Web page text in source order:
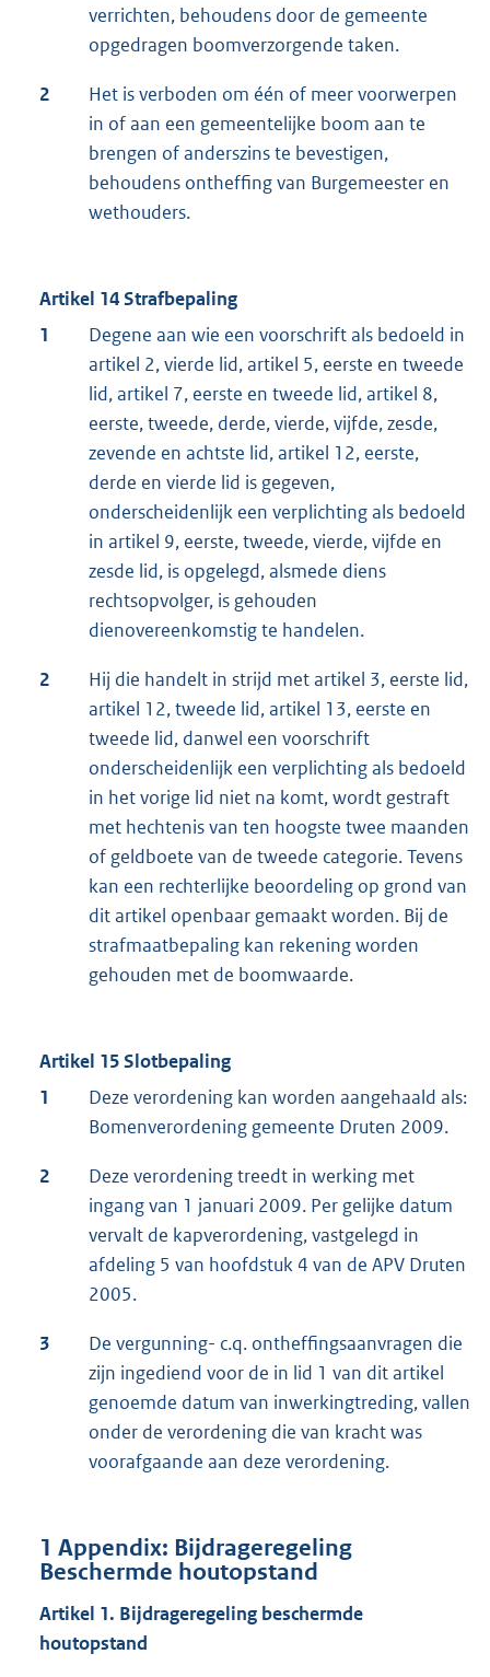
verrichten, behoudens door de gemeente
opgedragen boomverzorgende taken.
2
Het is verboden om één of meer voorwerpen
in of aan een gemeentelijke boom aan te
brengen of anderszins te bevestigen,
behoudens ontheffing van Burgemeester en
wethouders.
Artikel 14 Strafbepaling
1
Degene aan wie een voorschrift als bedoeld in
artikel 2, vierde lid, artikel 5, eerste en tweede
lid, artikel 7, eerste en tweede lid, artikel 8,
eerste, tweede, derde, vierde, vijfde, zesde,
zevende en achtste lid, artikel 12, eerste,
derde en vierde lid is gegeven,
onderscheidenlijk een verplichting als bedoeld
in artikel 9, eerste, tweede, vierde, vijfde en
zesde lid, is opgelegd, alsmede diens
rechtsopvolger, is gehouden
dienovereenkomstig te handelen.
2
Hij die handelt in strijd met artikel 3, eerste lid,
artikel 12, tweede lid, artikel 13, eerste en
tweede lid, danwel een voorschrift
onderscheidenlijk een verplichting als bedoeld
in het vorige lid niet na komt, wordt gestraft
met hechtenis van ten hoogste twee maanden
of geldboete van de tweede categorie. Tevens
kan een rechterlijke beoordeling op grond van
dit artikel openbaar gemaakt worden. Bij de
strafmaatbepaling kan rekening worden
gehouden met de boomwaarde.
Artikel 15 Slotbepaling
1
Deze verordening kan worden aangehaald als:
Bomenverordening gemeente Druten 2009.
2
Deze verordening treedt in werking met
ingang van 1 januari 2009. Per gelijke datum
vervalt de kapverordening, vastgelegd in
afdeling 5 van hoofdstuk 4 van de APV Druten
2005.
3
De vergunning- c.q. ontheffingsaanvragen die
zijn ingediend voor de in lid 1 van dit artikel
genoemde datum van inwerkingtreding, vallen
onder de verordening die van kracht was
voorafgaande aan deze verordening.
1 Appendix: Bijdrageregeling
Beschermde houtopstand
Artikel 1. Bijdrageregeling beschermde
houtopstand